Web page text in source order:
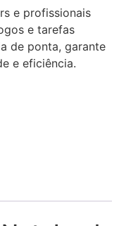
e profissionais
e tarefas
de ponta, garante
e eficiência.